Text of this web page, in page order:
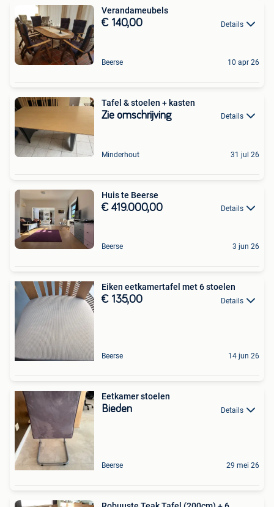
Verandameubels
€ 140,00 Details
Beerse 10 apr 26
Tafel & stoelen + kasten
Zie omschrijving Details
Minderhout 31 jul 26
Huis te Beerse
€ 419.000,00 Details
Beerse 3 jun 26
Eiken eetkamertafel met 6 stoelen
€ 135,00 Details
Beerse 14 jun 26
Eetkamer stoelen
Bieden Details
Beerse 29 mei 26